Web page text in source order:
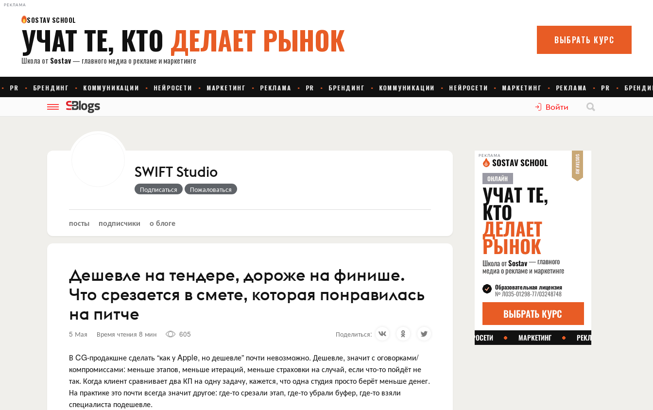
РЕКЛАМА
Войти
SWIFT Studio
Подписаться Пожаловаться
посты подписчики о блоге
Дешевле на тендере, дороже на финише.
Что срезается в смете, которая понравилась
на питче
5 Мая Время чтения 8 мин 605 Поделиться:
В CG-продакшне сделать “как у Apple, но дешевле” почти невозможно. Дешевле, значит с оговорками/
компромиссами: меньше этапов, меньше итераций, меньше страховки на случай, если что-то пойдёт не
так. Когда клиент сравнивает два КП на одну задачу, кажется, что одна студия просто берёт меньше денег.
На практике это почти всегда значит другое: где-то срезали этап, где-то убрали буфер, где-то взяли
специалиста подешевле.
РЕКЛАМА